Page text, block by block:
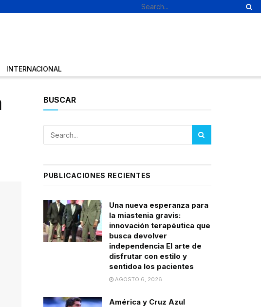
INTERNACIONAL
BUSCAR
PUBLICACIONES RECIENTES
Una nueva esperanza para
la miastenia gravis:
innovación terapéutica que
busca devolver
independencia El arte de
disfrutar con estilo y
sentidoa los pacientes
AGOSTO 6, 2026
América y Cruz Azul